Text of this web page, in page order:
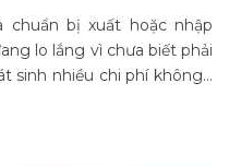
bị xuất hoặc nhập
lo lắng vì chưa biết phải
sinh nhiều chi phí không…